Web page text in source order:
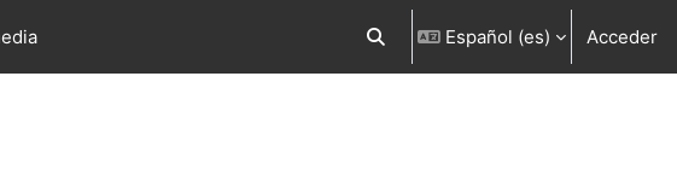
Selector de búsqueda de entrada
Español ‎(es)‎ Acceder